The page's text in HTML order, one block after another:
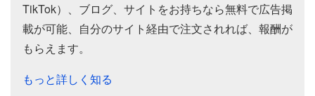
TikTok）、ブログ、サイトをお持ちなら無料で広告掲
載が可能、自分のサイト経由で注文されれば、報酬が
もらえます。
もっと詳しく知る